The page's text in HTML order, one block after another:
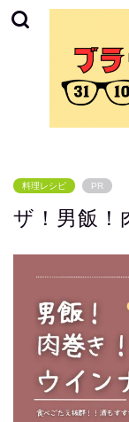
料理レシピ PR
ザ！男飯！